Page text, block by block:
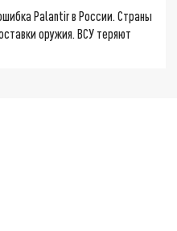
Palantir в России. Страны
оружия. ВСУ теряют